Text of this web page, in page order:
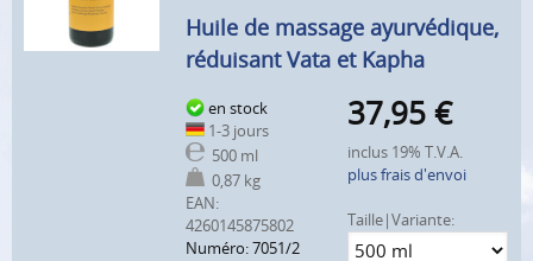
Huile de massage ayurvédique,
réduisant Vata et Kapha
en stock
1-3 jours
500 ml
0,87 kg
EAN:
4260145875802
Numéro: 7051/2
37,95 €
inclus 19% T.V.A.
plus frais d'envoi
Taille|Variante: